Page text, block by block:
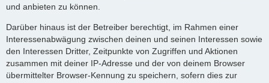
und anbieten zu können.
Darüber hinaus ist der Betreiber berechtigt, im Rahmen einer
Interessenabwägung zwischen deinen und seinen Interessen sowie
den Interessen Dritter, Zeitpunkte von Zugriffen und Aktionen
zusammen mit deiner IP-Adresse und der von deinem Browser
übermittelter Browser-Kennung zu speichern, sofern dies zur